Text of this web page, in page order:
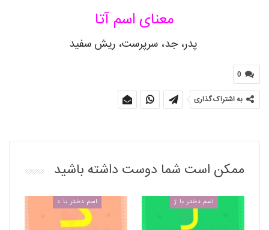
معنای اسم آتا
پدر، جد، سرپرست، ریش سفید
0
به اشتراک گذاری
ممکن است شما دوست داشته باشید
اسم دختر با ژ اسم دختر با د